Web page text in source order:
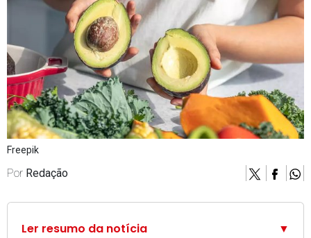
Freepik
Por Redação
Ler resumo da notícia ▼